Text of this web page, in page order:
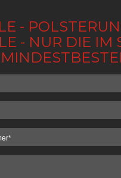
-
- NUR DIE IM